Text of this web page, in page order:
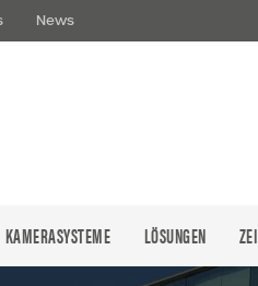
News
KAMERASYSTEME LÖSUNGEN